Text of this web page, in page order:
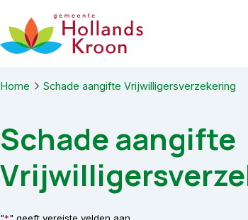
Ga naar de inhoud
Home Schade aangifte Vrijwilligersverzekering
Schade aangifte